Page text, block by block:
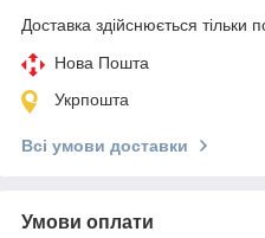
Доставка здійснюється тільки
Нова Пошта
Укрпошта
Всі умови доставки
Умови оплати